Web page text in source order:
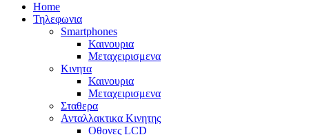
Home
Τηλεφωνια
Smartphones
Καινουρια
Μεταχειρισμενα
Κινητα
Καινουρια
Μεταχειρισμενα
Σταθερα
Ανταλλακτικα Κινητης
Οθονες LCD